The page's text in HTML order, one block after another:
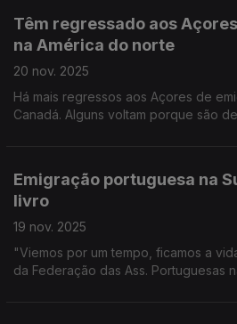
Têm regressado aos
na América do norte
20 nov. 2025
Há mais regressos aos Açores de
Canadá. Alguns voltam porque são
Emigração portuguesa na
livro
19 nov. 2025
"Viemos por um tempo, ficamos a
da Federação das Ass. Portuguesas na Suécia. A autora